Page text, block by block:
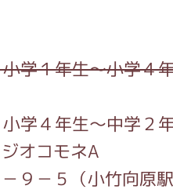
学１年生〜小学４
学４年生〜中学２
オコモネA
９－５（小竹向原